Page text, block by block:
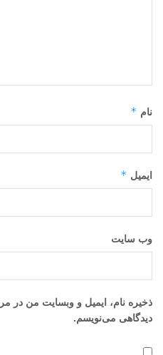
نام *
ایمیل *
وب‌ سایت
ذخیره نام، ایمیل و وبسایت من در
دیدگاهی می‌نویسم.